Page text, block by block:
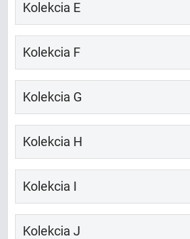
Kolekcia E
Kolekcia F
Kolekcia G
Kolekcia H
Kolekcia I
Kolekcia J